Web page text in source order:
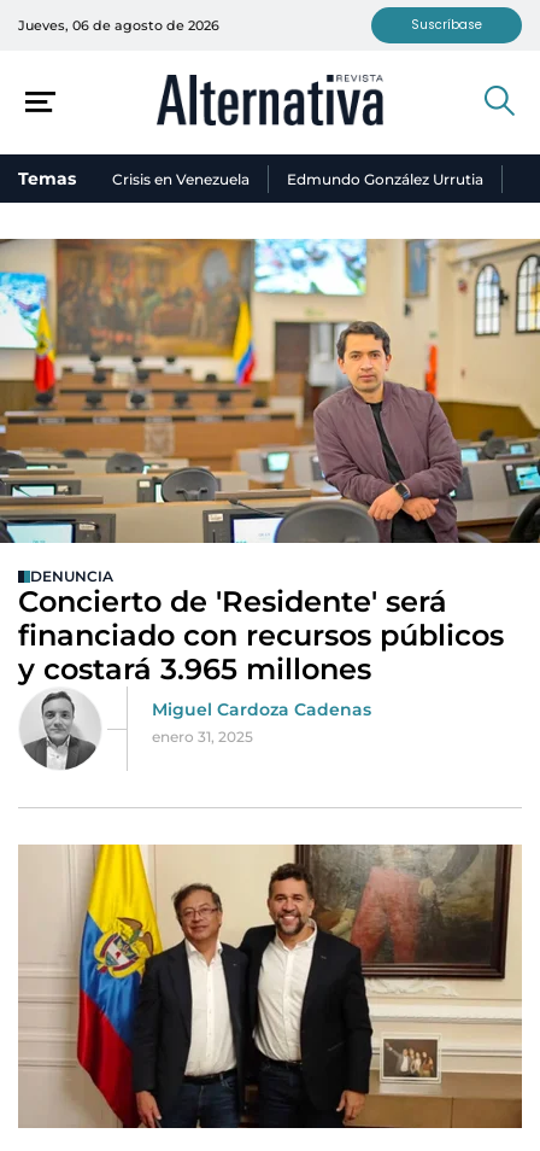
Jueves, 06 de agosto de 2026 Suscríbase
Temas Crisis en Venezuela Edmundo González Urrutia
DENUNCIA
Concierto de 'Residente' será
financiado con recursos públicos
y costará 3.965 millones
Miguel Cardoza Cadenas
enero 31, 2025